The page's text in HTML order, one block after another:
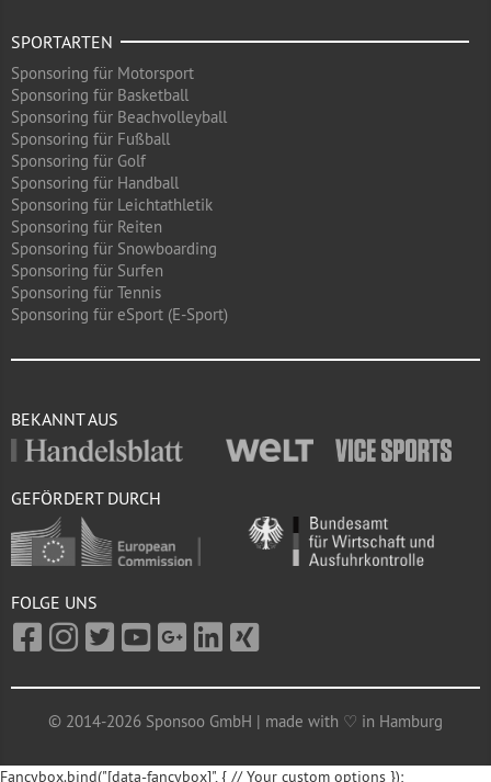
SPORTARTEN
Sponsoring für Motorsport
Sponsoring für Basketball
Sponsoring für Beachvolleyball
Sponsoring für Fußball
Sponsoring für Golf
Sponsoring für Handball
Sponsoring für Leichtathletik
Sponsoring für Reiten
Sponsoring für Snowboarding
Sponsoring für Surfen
Sponsoring für Tennis
Sponsoring für eSport (E-Sport)
BEKANNT AUS
GEFÖRDERT DURCH
FOLGE UNS
© 2014-2026 Sponsoo GmbH | made with ♡ in Hamburg
Fancybox.bind("[data-fancybox]", { // Your custom options });